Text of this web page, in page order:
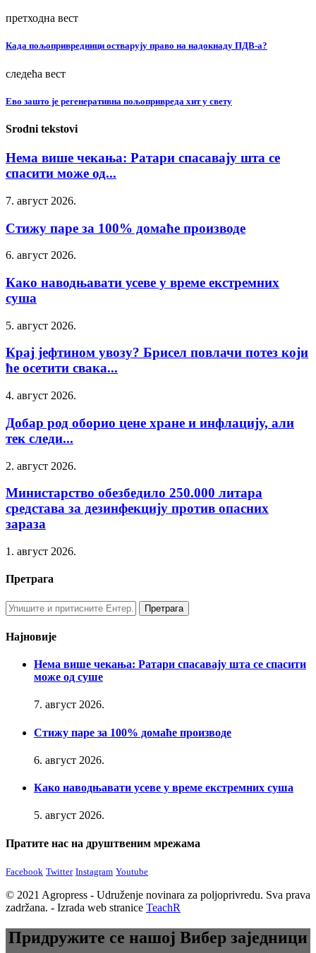
претходна вест
Када пољопривредници остварују право на надокнаду ПДВ-а?
следећа вест
Ево зашто је регенеративна пољопривреда хит у свету
Srodni tekstovi
Нема више чекања: Ратари спасавају шта се
спасити може од...
7. август 2026.
Стижу паре за 100% домаће производе
6. август 2026.
Како наводњавати усеве у време екстремних
суша
5. август 2026.
Крај јефтином увозу? Брисел повлачи потез који
ће осетити свака...
4. август 2026.
Добар род оборио цене хране и инфлацију, али
тек следи...
2. август 2026.
Министарство обезбедило 250.000 литара
средстава за дезинфекцију против опасних
зараза
1. август 2026.
Претрага
Најновије
Нема више чекања: Ратари спасавају шта се спасити
може од суше
7. август 2026.
Стижу паре за 100% домаће производе
6. август 2026.
Како наводњавати усеве у време екстремних суша
5. август 2026.
Пратите нас на друштвеним мрежама
Facebook Twitter Instagram Youtube
© 2021 Agropress - Udruženje novinara za poljoprivredu. Sva prava
zadržana. - Izrada web stranice TeachR
Придружите се нашој Вибер заједници